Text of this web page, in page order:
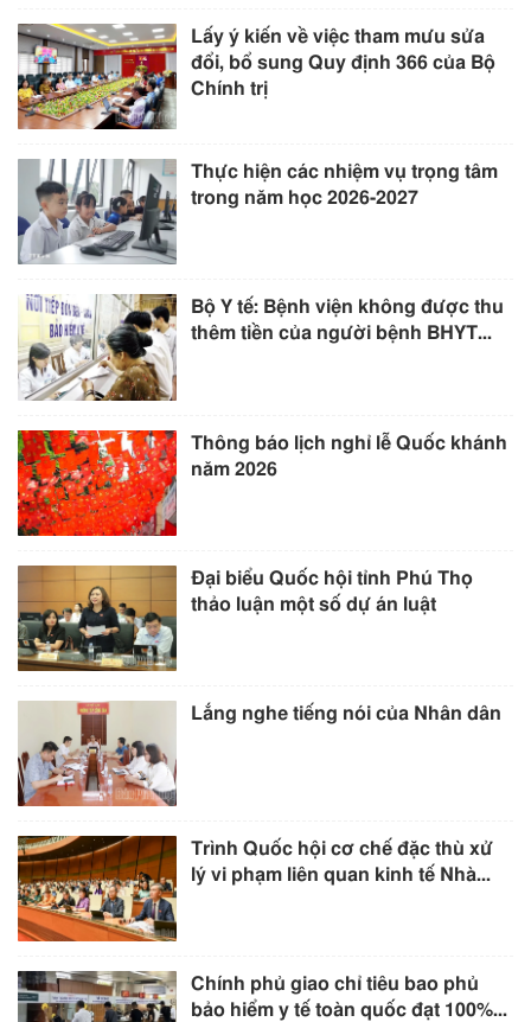
Lấy ý kiến về việc tham mưu sửa
đổi, bổ sung Quy định 366 của Bộ
Chính trị
Thực hiện các nhiệm vụ trọng tâm
trong năm học 2026-2027
Bộ Y tế: Bệnh viện không được thu
thêm tiền của người bệnh BHYT...
Thông báo lịch nghỉ lễ Quốc khánh
năm 2026
Đại biểu Quốc hội tỉnh Phú Thọ
thảo luận một số dự án luật
Lắng nghe tiếng nói của Nhân dân
Trình Quốc hội cơ chế đặc thù xử
lý vi phạm liên quan kinh tế Nhà...
Chính phủ giao chỉ tiêu bao phủ
bảo hiểm y tế toàn quốc đạt 100%...